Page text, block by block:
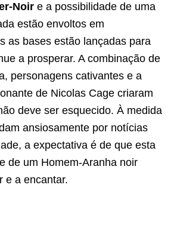
Noir e a possibilidade de uma
estão envoltos em
as bases estão lançadas para
a prosperar. A combinação de
personagens cativantes e a
de Nicolas Cage criaram
deve ser esquecido. À medida
ansiosamente por notícias
a expectativa é de que esta
de um Homem-Aranha noir
e a encantar.